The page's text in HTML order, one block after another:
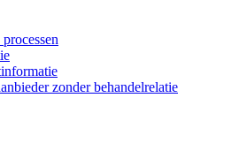
zonder behandelrelatie